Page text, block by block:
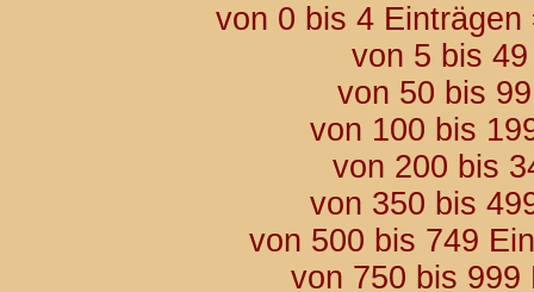
von 0 bis 4
von 5 bis
von 50 bis
von 100 bis
von 200 bis
von 350 bis
von 500 bis 749
von 750 bis